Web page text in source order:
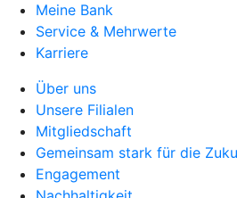
Meine Bank
Service & Mehrwerte
Karriere
Über uns
Unsere Filialen
Mitgliedschaft
Gemeinsam stark für die
Engagement